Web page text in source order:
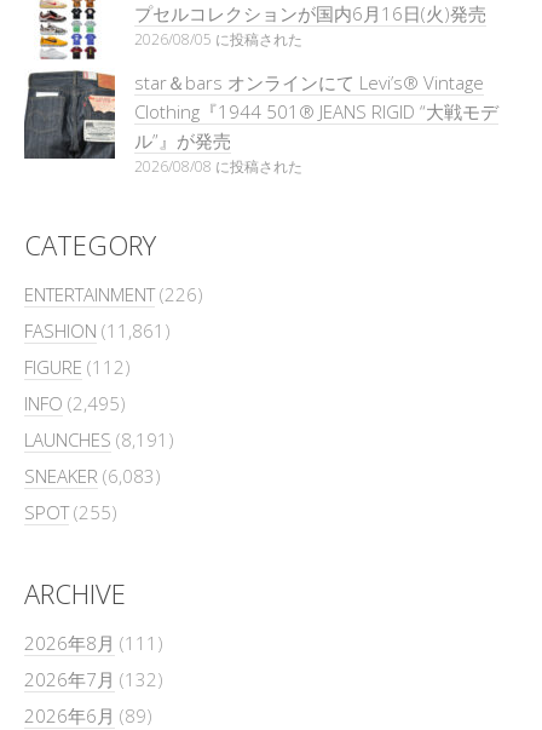
プセルコレクションが国内6月16日(火)発売
2026/08/05 に投稿された
star＆bars オンラインにて Levi’s® Vintage
Clothing『1944 501® JEANS RIGID “大戦モデ
ル”』が発売
2026/08/08 に投稿された
CATEGORY
ENTERTAINMENT(226)
FASHION (11,861)
FIGURE (112)
INFO (2,495)
LAUNCHES (8,191)
SNEAKER (6,083)
SPOT(255)
ARCHIVE
2026年8月 (111)
2026年7月 (132)
2026年6月 (89)